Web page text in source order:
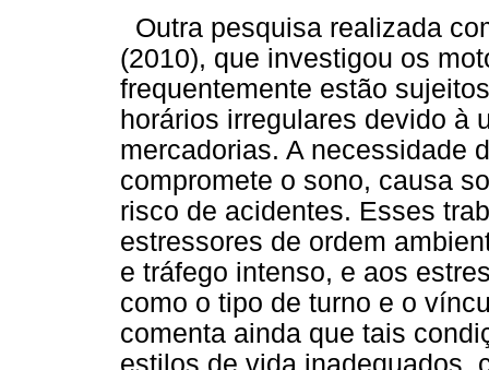
Outra pesquisa realizada
(2010), que investigou os
frequentemente estão
horários irregulares devido à
mercadorias. A necessidade
compromete o sono, causa
risco de acidentes. Esses
estressores de ordem
e tráfego intenso, e aos
como o tipo de turno e o
comenta ainda que tais